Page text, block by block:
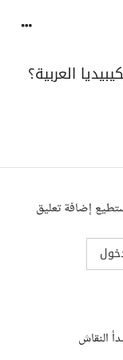
العربية؟
إضافة تعليق
النقاش